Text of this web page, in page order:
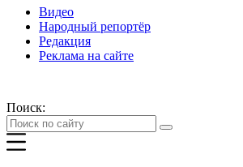
Видео
Народный репортёр
Редакция
Реклама на сайте
Поиск: